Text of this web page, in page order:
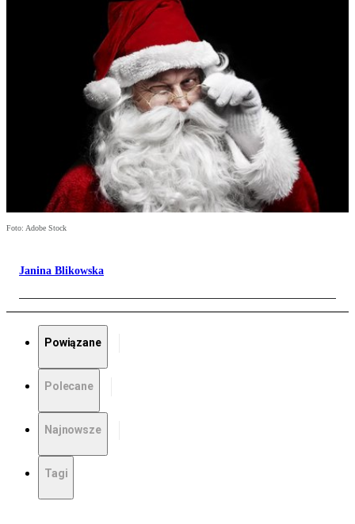
Foto: Adobe Stock
Janina Blikowska
Powiązane
Polecane
Najnowsze
Tagi